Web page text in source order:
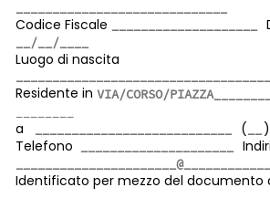
Codice Fiscale
Luogo di nascita
Residente in
a
(
)
Telefono
Identificato per mezzo del documento